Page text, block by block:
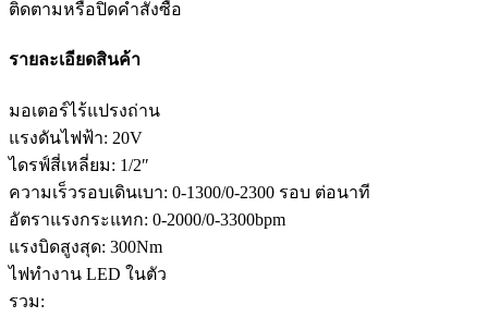
ติดตามหรือปิดคำสั่งซื้อ
รายละเอียดสินค้า
มอเตอร์ไร้แปรงถ่าน
แรงดันไฟฟ้า: 20V
ไดรฟ์สี่เหลี่ยม: 1/2″
ความเร็วรอบเดินเบา: 0-1300/0-2300 รอบ ต่อนาที
อัตราแรงกระแทก: 0-2000/0-3300bpm
แรงบิดสูงสุด: 300Nm
ไฟทำงาน LED ในตัว
รวม: